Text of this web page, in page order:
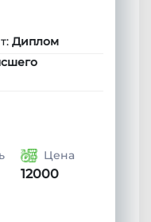
Диплом
Цена
12000